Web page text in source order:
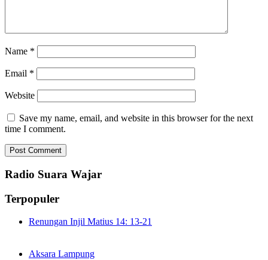
Name *
Email *
Website
Save my name, email, and website in this browser for the next
time I comment.
Radio Suara Wajar
Terpopuler
Renungan Injil Matius 14: 13-21
Aksara Lampung